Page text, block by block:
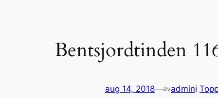
Bentsjordtinden
aug 14, 2018—avadmini